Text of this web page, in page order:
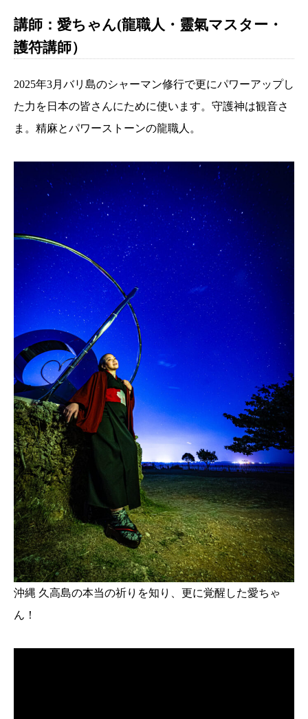
講師：愛ちゃん(龍職人・靈氣マスター・
護符講師）
2025年3月バリ島のシャーマン修行で更にパワーアップし
た力を日本の皆さんにために使います。守護神は観音さ
ま。精麻とパワーストーンの龍職人。
沖縄 久高島の本当の祈りを知り、更に覚醒した愛ちゃ
ん！